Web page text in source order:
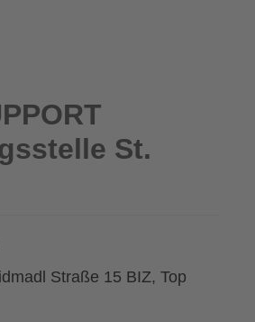
St.
Straße 15 BIZ, Top